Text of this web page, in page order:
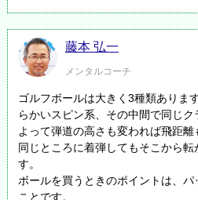
藤本 弘一
メンタルコーチ
ゴルフボールは大きく3種類ありま
らかいスピン系、その中間で同じ
よって弾道の高さも変われば飛距離
同じところに着弾してもそこから
す。
ボールを買うときのポイントは、
ことです。